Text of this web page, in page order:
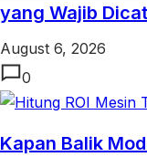
yang Wajib
August 6, 2026
0
Kapan Balik